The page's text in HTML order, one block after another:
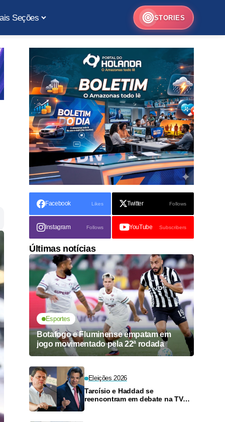
Seções STORIES
Facebook Likes Twitter Follows
Instagram Follows YouTube Subscribers
Últimas notícias
Esportes
Botafogo e Fluminense empatam em
jogo movimentado pela 22ª rodada
Eleições 2026
Tarcísio e Haddad se
reencontram em debate na TV